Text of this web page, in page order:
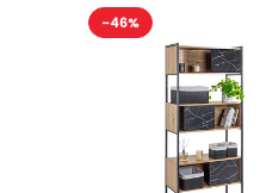
-46%